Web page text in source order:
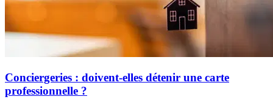
Conciergeries : doivent-elles détenir une carte
professionnelle ?